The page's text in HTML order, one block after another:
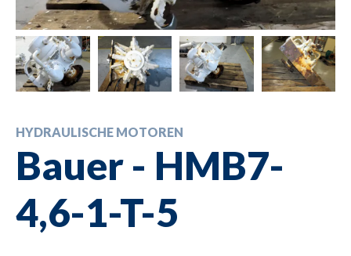
HYDRAULISCHE MOTOREN
Bauer - HMB7-
4,6-1-T-5